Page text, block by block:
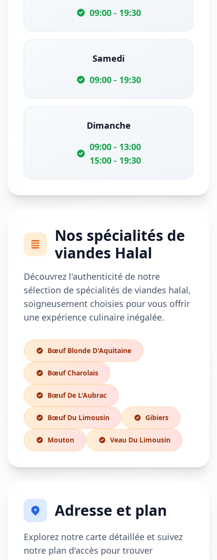
09:00 - 19:30
Samedi
09:00 - 19:30
Dimanche
09:00 - 13:00
15:00 - 19:30
Nos spécialités de
viandes Halal
Découvrez l'authenticité de notre
sélection de spécialités de viandes halal,
soigneusement choisies pour vous offrir
une expérience culinaire inégalée.
Bœuf Blonde D'Aquitaine
Bœuf Charolais
Bœuf De L'Aubrac
Bœuf Du Limousin Gibiers
Mouton Veau Du Limousin
Adresse et plan
Explorez notre carte détaillée et suivez
notre plan d'accès pour trouver